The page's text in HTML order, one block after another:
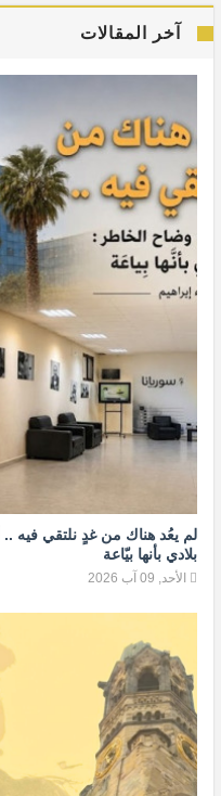
آخر المقالات
لم يعُد هناك من غدٍ نلتقي فيه ..
بلادي بأنها بيّاعة
الأحد, 09 آب 2026